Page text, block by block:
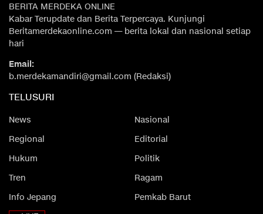
BERITA MERDEKA ONLINE
Kabar Terupdate dan Berita Terpercaya. Kunjungi
Beritamerdekaonline.com — berita lokal dan nasional setiap
hari
Email:
b.merdekamandiri@gmail.com (Redaksi)
TELUSURI
News
Nasional
Regional
Editorial
Hukum
Politik
Tren
Ragam
Info Jepang
Pemkab Barut